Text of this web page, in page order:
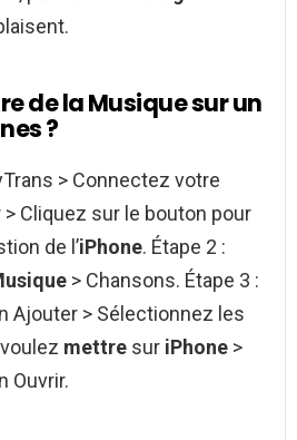
de la Musique sur un
?
> Connectez votre
> Cliquez sur le bouton pour
de l’iPhone. Étape 2 :
> Chansons. Étape 3 :
Ajouter > Sélectionnez les
mettre sur iPhone >
Ouvrir.